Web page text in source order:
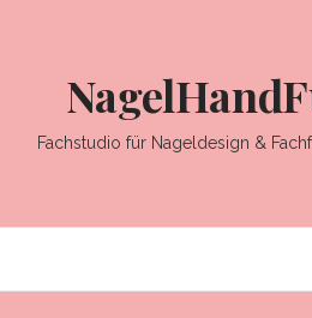
Fachstudio für Nageldesign &